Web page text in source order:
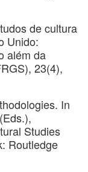
de cultura
Unido:
além da
23(4),
In
Studies
Routledge